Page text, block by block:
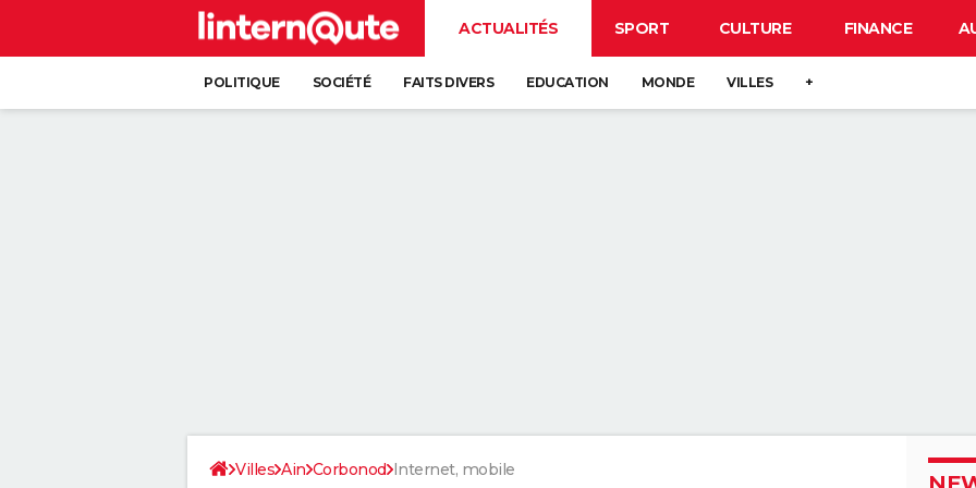
ACTUALITÉS SPORT CULTURE FINANCE
POLITIQUE SOCIÉTÉ FAITS DIVERS EDUCATION MONDE VILLES +
Villes Ain Corbonod Internet, mobile